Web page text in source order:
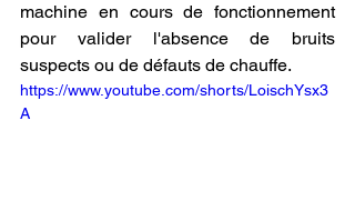
machine en cours de fonctionnement
pour valider l'absence de bruits
suspects ou de défauts de chauffe.
https://www.youtube.com/shorts/LoischYsx3
A